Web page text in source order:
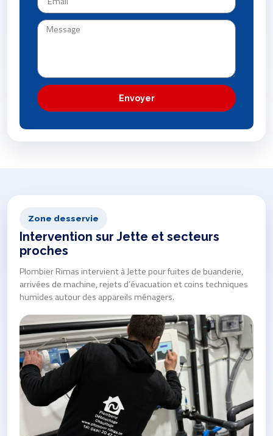
Envoyer
Zone desservie
Intervention sur Jette et secteurs
proches
Plombier Rimas intervient à Jette pour fuites de buanderie,
arrivées de machine, rejets d’évacuation et coins techniques
humides autour des appareils ménagers.